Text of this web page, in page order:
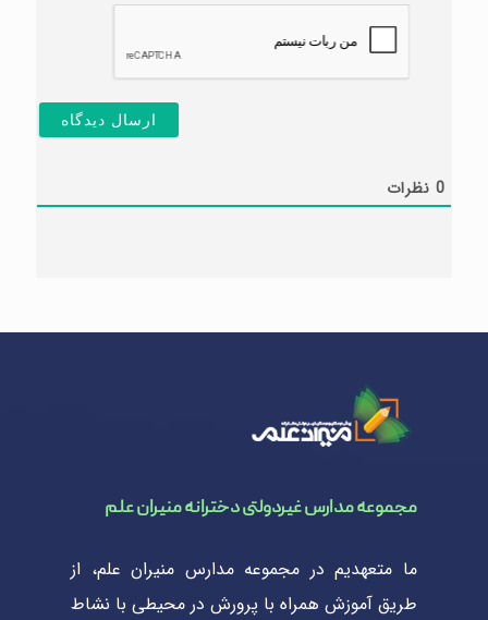
0 نظرات
مجموعه مدارس غیردولتی دخترانه منیران علم
ما متعهدیم در مجموعه مدارس منیران علم، از
طریق آموزش همراه با پرورش در محیطی با نشاط